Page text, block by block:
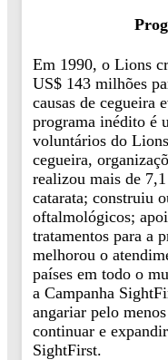
Em 1990, o Lions
US$ 143 milhões
causas de cegueira
programa inédito é
voluntários do
cegueira,
realizou mais de
catarata; construiu
oftalmológicos;
tratamentos para a
melhorou o
países em todo o
a Campanha
angariar pelo
continuar e
SightFirst.